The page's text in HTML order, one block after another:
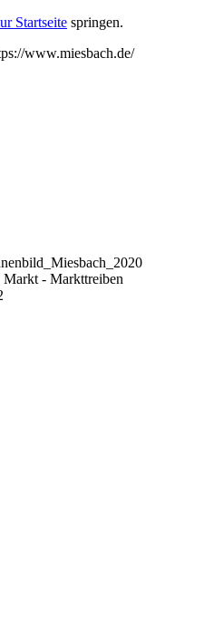
Startseite springen.
www.miesbach.de/